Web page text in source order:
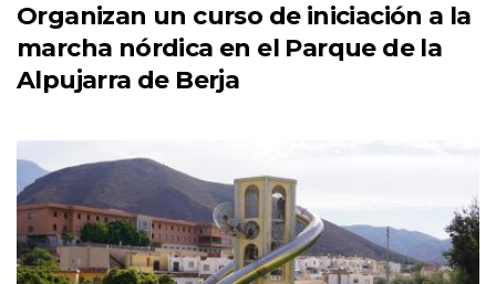
Organizan un curso de iniciación a la
marcha nórdica en el Parque de la
Alpujarra de Berja